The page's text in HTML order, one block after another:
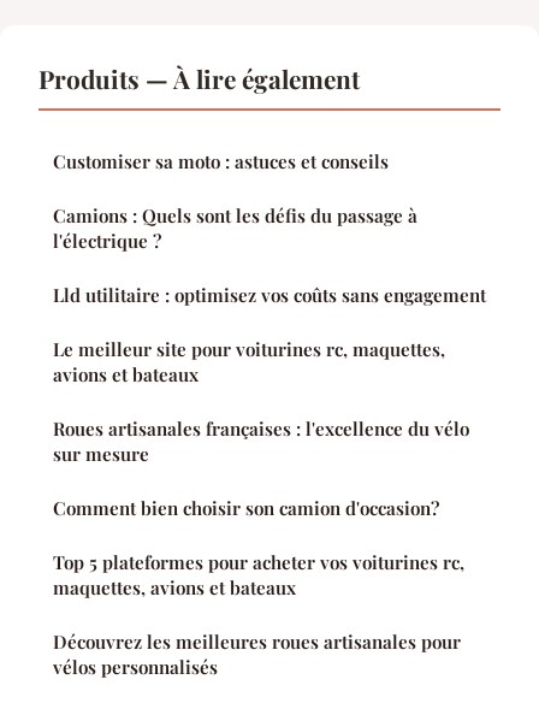
Produits — À lire également
Customiser sa moto : astuces et conseils
Camions : Quels sont les défis du passage à
l'électrique ?
Lld utilitaire : optimisez vos coûts sans engagement
Le meilleur site pour voiturines rc, maquettes,
avions et bateaux
Roues artisanales françaises : l'excellence du vélo
sur mesure
Comment bien choisir son camion d'occasion?
Top 5 plateformes pour acheter vos voiturines rc,
maquettes, avions et bateaux
Découvrez les meilleures roues artisanales pour
vélos personnalisés